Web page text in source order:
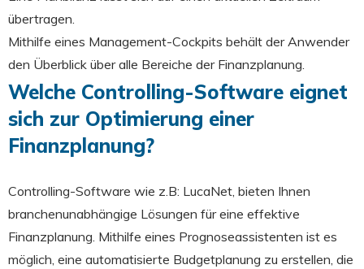
übertragen.
Mithilfe eines Management-Cockpits behält der Anwender
den Überblick über alle Bereiche der Finanzplanung.
Welche Controlling-Software eignet
sich zur Optimierung einer
Finanzplanung?
Controlling-Software wie z.B: LucaNet, bieten Ihnen
branchenunabhängige Lösungen für eine effektive
Finanzplanung. Mithilfe eines Prognoseassistenten ist es
möglich, eine automatisierte Budgetplanung zu erstellen, die